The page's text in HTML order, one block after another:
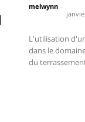
melwynn
L'utilisation
dans le
du